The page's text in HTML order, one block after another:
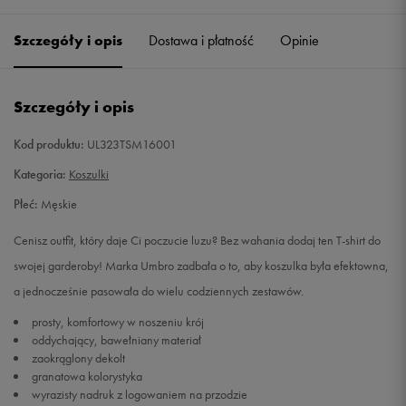
M Powiadom o dostępności
XXL Powiadom o dostępności
Szczegóły i opis Dostawa i płatność Opinie
Szczegóły i opis
Kod produktu: UL323TSM16001
Kategoria: Koszulki
Płeć: Męskie
Cenisz outfit, który daje Ci poczucie luzu? Bez wahania dodaj ten T-shirt do
swojej garderoby! Marka Umbro zadbała o to, aby koszulka była efektowna,
a jednocześnie pasowała do wielu codziennych zestawów.
prosty, komfortowy w noszeniu krój
oddychający, bawełniany materiał
zaokrąglony dekolt
granatowa kolorystyka
wyrazisty nadruk z logowaniem na przodzie